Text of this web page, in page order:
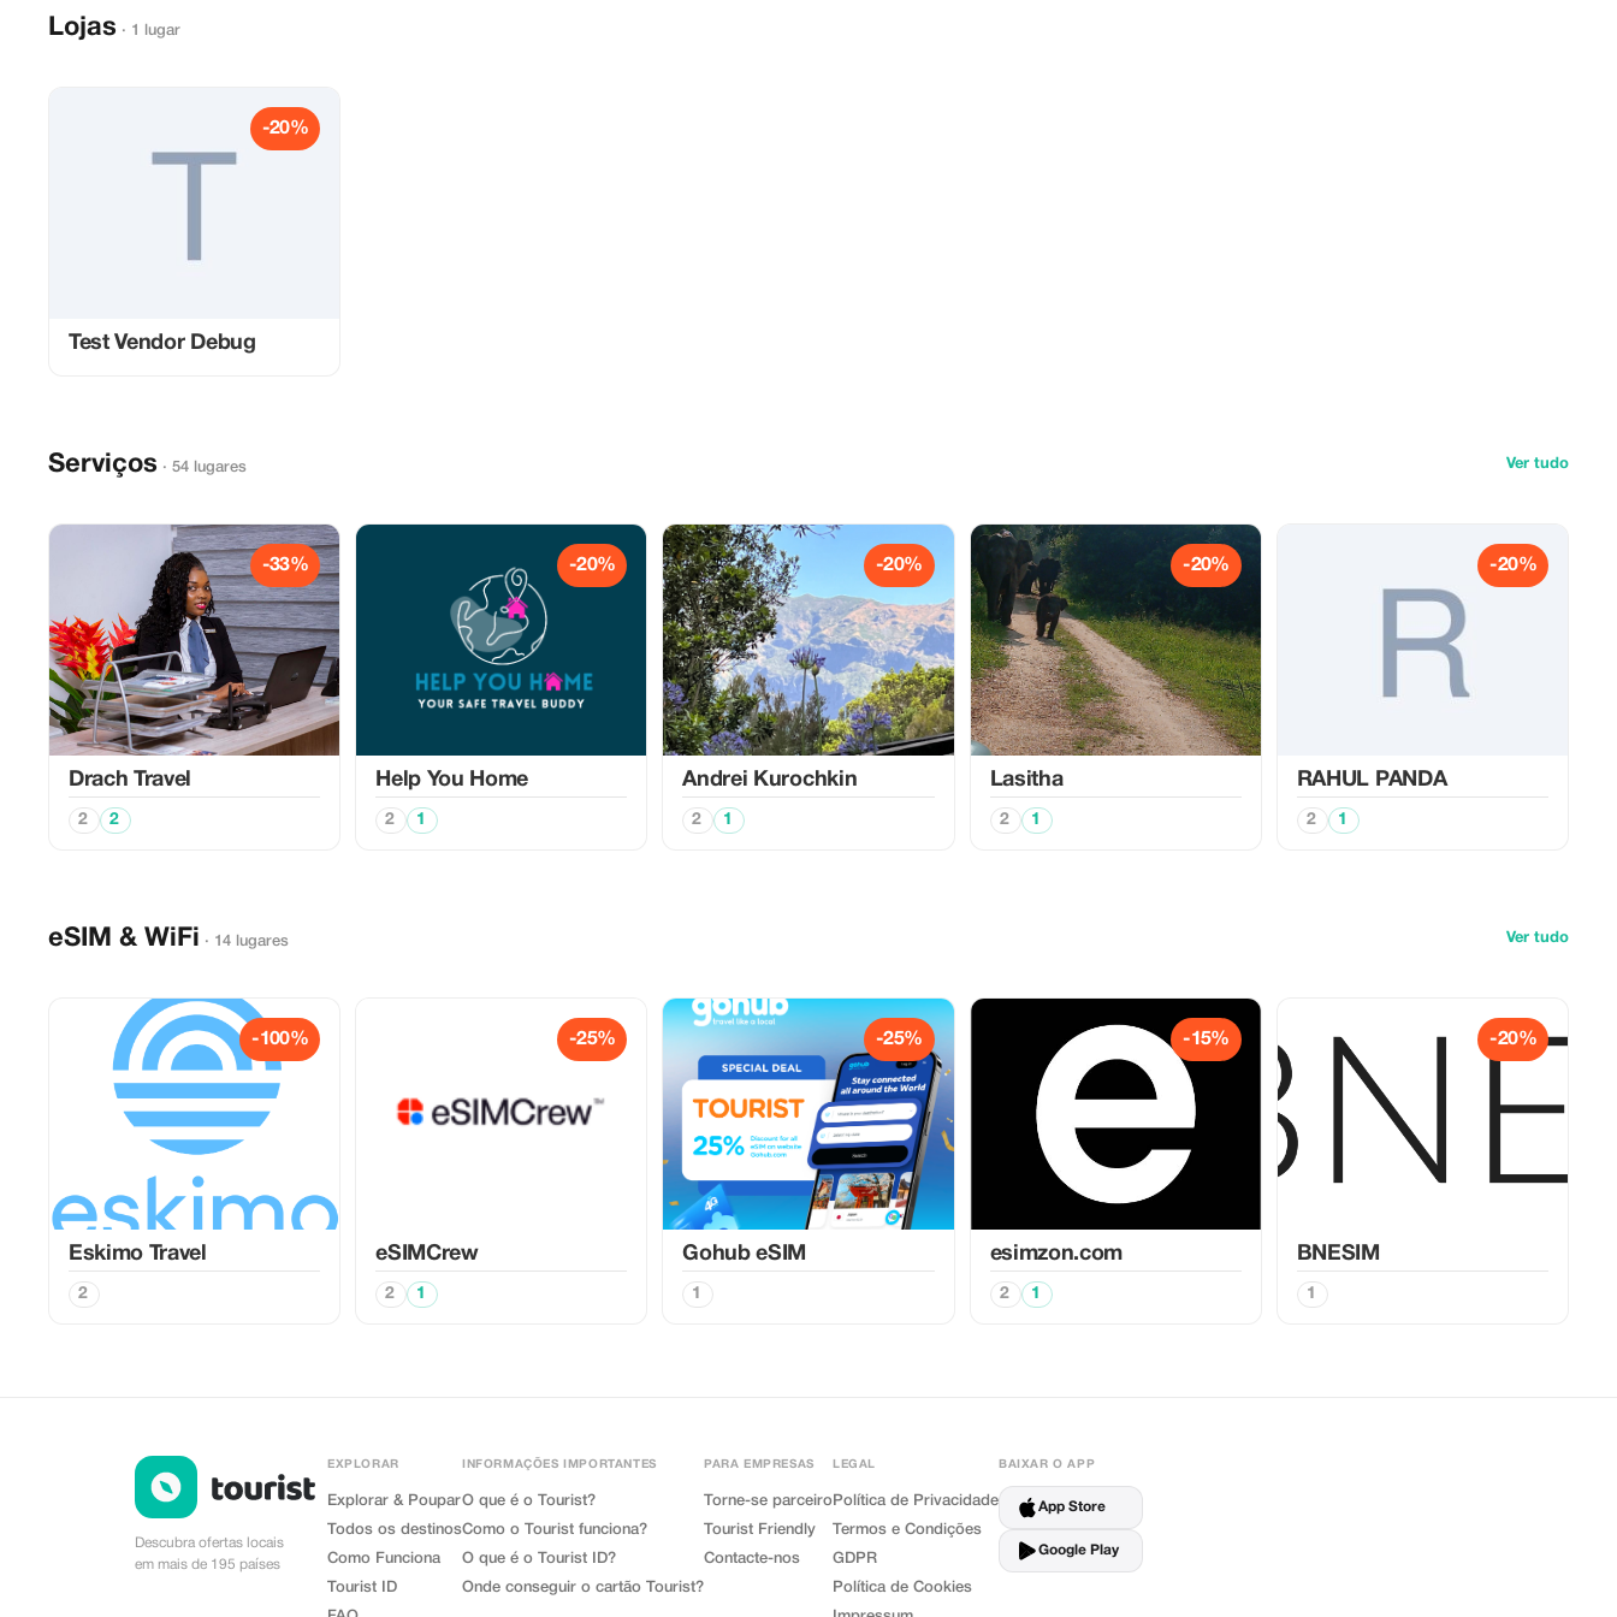
Lojas · 1 lugar
-20%
Test Vendor Debug
Serviços · 54 lugares Ver tudo
-33%
Drach Travel
2 2
-20%
Help You Home
2 1
-20%
Аndrei Kurochkin
2 1
-20%
Lasitha
2 1
-20%
RAHUL PANDA
2 1
eSIM & WiFi · 14 lugares Ver tudo
-100%
Eskimo Travel
2
-25%
eSIMCrew
2 1
-25%
Gohub eSIM
1
-15%
esimzon.com
2 1
-20%
BNESIM
1
Descubra ofertas locais
em mais de 195 países
EXPLORAR
Explorar & Poupar
Todos os destinos
Como Funciona
Tourist ID
INFORMAÇÕES IMPORTANTES
O que é o Tourist?
Como o Tourist funciona?
O que é o Tourist ID?
Onde conseguir o cartão Tourist?
PARA EMPRESAS
Torne-se parceiro
Tourist Friendly
Contacte-nos
LEGAL
Política de Privacidade
Termos e Condições
GDPR
Política de Cookies
BAIXAR O APP
App Store
Google Play